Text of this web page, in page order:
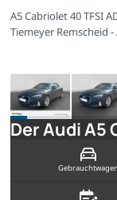
A5 Cabriolet 40 TFSI
Tiemeyer Remscheid -
Der Audi A5
Gebrauchtwagen